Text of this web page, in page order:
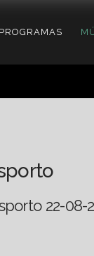
PROGRAMAS
22-08-